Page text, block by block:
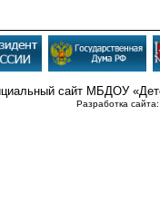
сайт МБДОУ
Разработка